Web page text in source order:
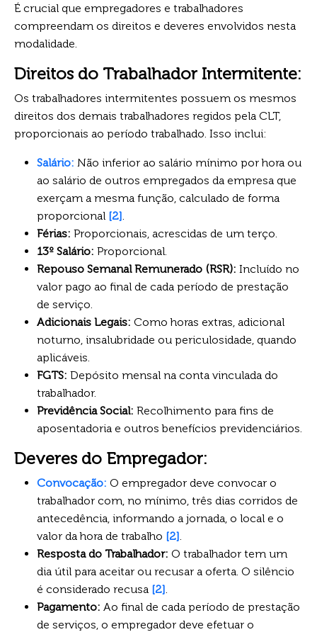
É crucial que empregadores e trabalhadores
compreendam os direitos e deveres envolvidos nesta
modalidade.
Direitos do Trabalhador Intermitente:
Os trabalhadores intermitentes possuem os mesmos
direitos dos demais trabalhadores regidos pela CLT,
proporcionais ao período trabalhado. Isso inclui:
Salário: Não inferior ao salário mínimo por hora ou
ao salário de outros empregados da empresa que
exerçam a mesma função, calculado de forma
proporcional [2].
Férias: Proporcionais, acrescidas de um terço.
13º Salário: Proporcional.
Repouso Semanal Remunerado (RSR): Incluído no
valor pago ao final de cada período de prestação
de serviço.
Adicionais Legais: Como horas extras, adicional
noturno, insalubridade ou periculosidade, quando
aplicáveis.
FGTS: Depósito mensal na conta vinculada do
trabalhador.
Previdência Social: Recolhimento para fins de
aposentadoria e outros benefícios previdenciários.
Deveres do Empregador:
Convocação: O empregador deve convocar o
trabalhador com, no mínimo, três dias corridos de
antecedência, informando a jornada, o local e o
valor da hora de trabalho [2].
Resposta do Trabalhador: O trabalhador tem um
dia útil para aceitar ou recusar a oferta. O silêncio
é considerado recusa [2].
Pagamento: Ao final de cada período de prestação
de serviços, o empregador deve efetuar o